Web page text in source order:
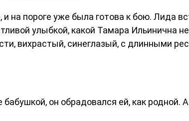
на пороге уже была готова к бою. Лида
улыбкой, какой Тамара Ильинична
вихрастый, синеглазый, с длинными
он обрадовался ей, как родной.